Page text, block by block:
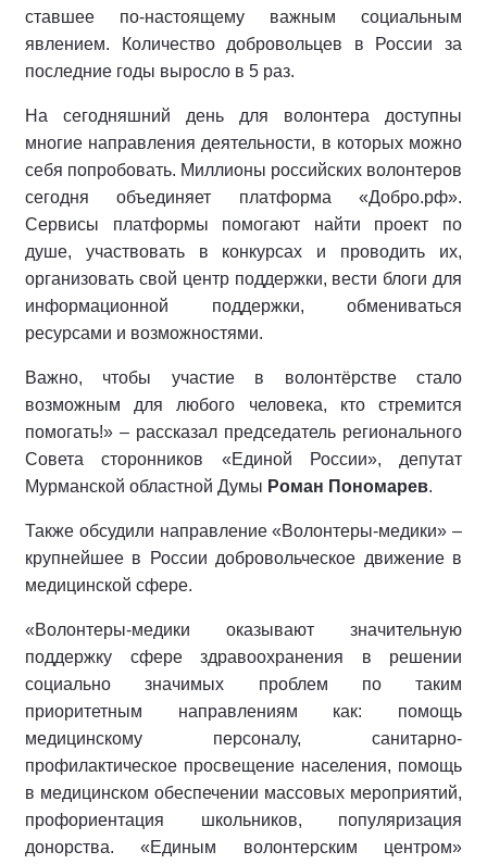
ставшее по-настоящему важным социальным
явлением. Количество добровольцев в России за
последние годы выросло в 5 раз.
На сегодняшний день для волонтера доступны
многие направления деятельности, в которых можно
себя попробовать. Миллионы российских волонтеров
сегодня объединяет платформа «Добро.рф».
Сервисы платформы помогают найти проект по
душе, участвовать в конкурсах и проводить их,
организовать свой центр поддержки, вести блоги для
информационной поддержки, обмениваться
ресурсами и возможностями.
Важно, чтобы участие в волонтёрстве стало
возможным для любого человека, кто стремится
помогать!» – рассказал председатель регионального
Совета сторонников «Единой России», депутат
Мурманской областной Думы Роман Пономарев.
Также обсудили направление «Волонтеры-медики» –
крупнейшее в России добровольческое движение в
медицинской сфере.
«Волонтеры-медики оказывают значительную
поддержку сфере здравоохранения в решении
социально значимых проблем по таким
приоритетным направлениям как: помощь
медицинскому персоналу, санитарно-
профилактическое просвещение населения, помощь
в медицинском обеспечении массовых мероприятий,
профориентация школьников, популяризация
донорства. «Единым волонтерским центром»